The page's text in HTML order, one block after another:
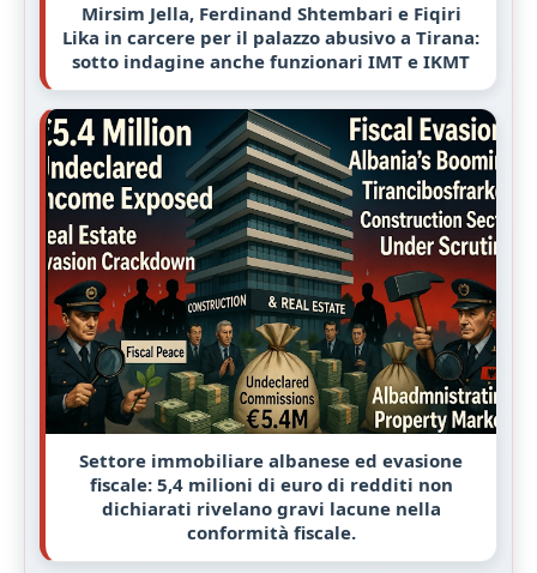
Mirsim Jella, Ferdinand Shtembari e Fiqiri
Lika in carcere per il palazzo abusivo a Tirana:
sotto indagine anche funzionari IMT e IKMT
Settore immobiliare albanese ed evasione
fiscale: 5,4 milioni di euro di redditi non
dichiarati rivelano gravi lacune nella
conformità fiscale.